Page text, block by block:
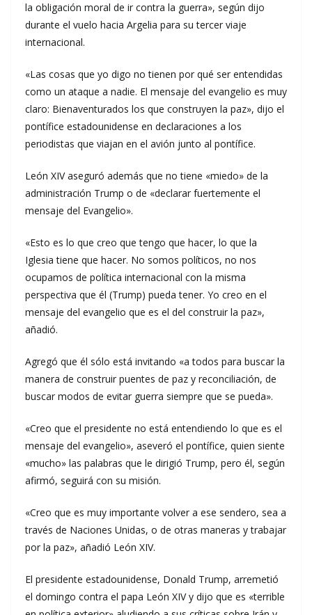
la obligación moral de ir contra la guerra», según dijo
durante el vuelo hacia Argelia para su tercer viaje
internacional.
«Las cosas que yo digo no tienen por qué ser entendidas
como un ataque a nadie. El mensaje del evangelio es muy
claro: Bienaventurados los que construyen la paz», dijo el
pontífice estadounidense en declaraciones a los
periodistas que viajan en el avión junto al pontífice.
León XIV aseguró además que no tiene «miedo» de la
administración Trump o de «declarar fuertemente el
mensaje del Evangelio».
«Esto es lo que creo que tengo que hacer, lo que la
Iglesia tiene que hacer. No somos políticos, no nos
ocupamos de política internacional con la misma
perspectiva que él (Trump) pueda tener. Yo creo en el
mensaje del evangelio que es el del construir la paz»,
añadió.
Agregó que él sólo está invitando «a todos para buscar la
manera de construir puentes de paz y reconciliación, de
buscar modos de evitar guerra siempre que se pueda».
«Creo que el presidente no está entendiendo lo que es el
mensaje del evangelio», aseveró el pontífice, quien siente
«mucho» las palabras que le dirigió Trump, pero él, según
afirmó, seguirá con su misión.
«Creo que es muy importante volver a ese sendero, sea a
través de Naciones Unidas, o de otras maneras y trabajar
por la paz», añadió León XIV.
El presidente estadounidense, Donald Trump, arremetió
el domingo contra el papa León XIV y dijo que es «terrible